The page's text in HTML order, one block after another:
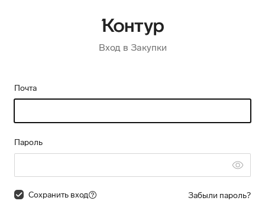
Вход в Закупки
Почта
Пароль
Сохранить вход Забыли пароль?